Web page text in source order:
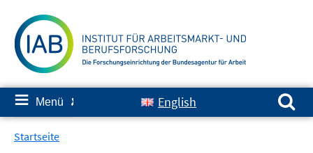
zum
Inhalt
≡ Menü ✘ English
Suchen nach:
Startseite